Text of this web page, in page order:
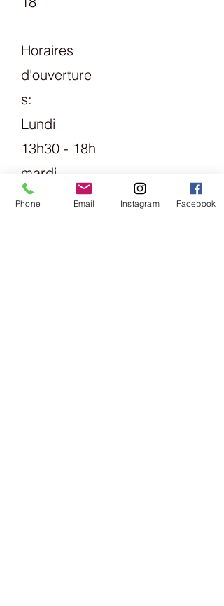
Horaires
d'ouverture
s:
Lundi
13h30 - 18h
mardi
Vendredi
Phone Email Instagram Facebook